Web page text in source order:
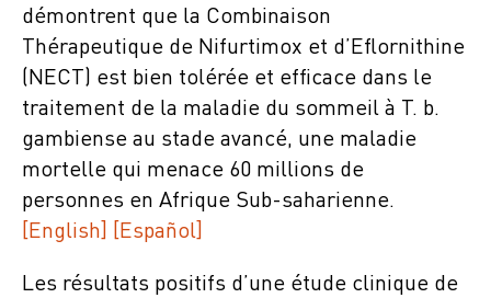
démontrent que la Combinaison
Thérapeutique de Nifurtimox et d’Eflornithine
(NECT) est bien tolérée et efficace dans le
traitement de la maladie du sommeil à T. b.
gambiense au stade avancé, une maladie
mortelle qui menace 60 millions de
personnes en Afrique Sub-saharienne.
[English] [Español]
Les résultats positifs d’une étude clinique de